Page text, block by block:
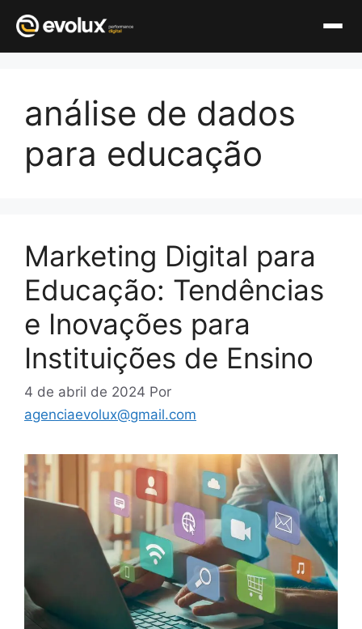
conteúdo
análise de dados
para educação
Marketing Digital para
Educação: Tendências
e Inovações para
Instituições de Ensino
4 de abril de 2024 Por
agenciaevolux@gmail.com